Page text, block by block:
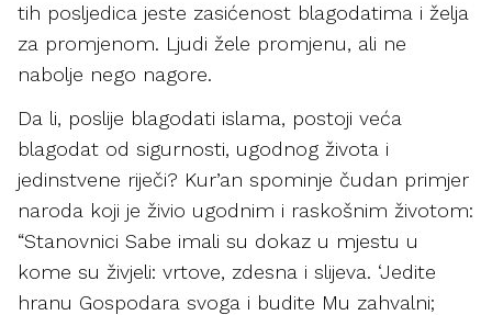
tih posljedica jeste zasićenost blagodatima i želja
za promjenom. Ljudi žele promjenu, ali ne
nabolje nego nagore.
Da li, poslije blagodati islama, postoji veća
blagodat od sigurnosti, ugodnog života i
jedinstvene riječi? Kur’an spominje čudan primjer
naroda koji je živio ugodnim i raskošnim životom:
“Stanovnici Sabe imali su dokaz u mjestu u
kome su živjeli: vrtove, zdesna i slijeva. ‘Jedite
hranu Gospodara svoga i budite Mu zahvalni;